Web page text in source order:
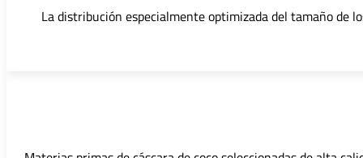
La distribución especialmente optimizada del tamaño de